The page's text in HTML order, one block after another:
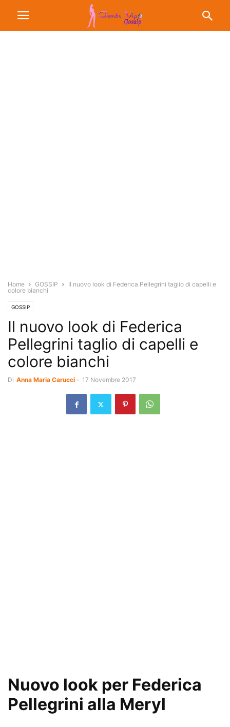
Home GOSSIP
Il nuovo look di Federica Pellegrini taglio di capelli e
colore bianchi
GOSSIP
Il nuovo look di Federica
Pellegrini taglio di capelli e
colore bianchi
Di Anna Maria Carucci - 17 Novembre 2017
Nuovo look per Federica
Pellegrini alla Meryl